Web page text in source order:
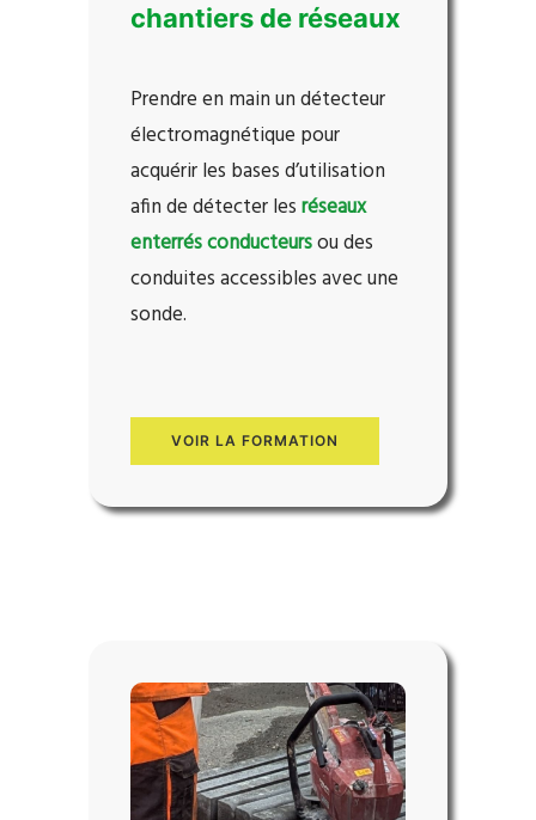
chantiers de réseaux
Prendre en main un détecteur
électromagnétique pour
acquérir les basesd’utilisation
afin de détecter lesréseaux
enterrés conducteursou des
conduites accessibles avec une
sonde.
VOIR LA FORMATION